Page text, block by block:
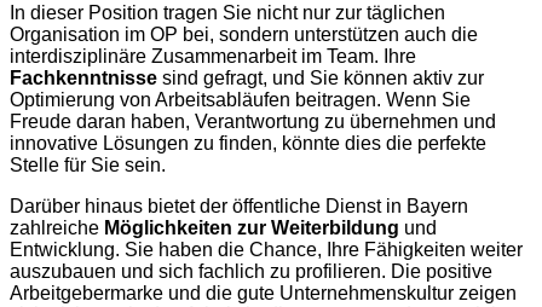
In dieser Position tragen Sie nicht nur zur täglichen
Organisation im OP bei, sondern unterstützen auch die
interdisziplinäre Zusammenarbeit im Team. Ihre
Fachkenntnisse sind gefragt, und Sie können aktiv zur
Optimierung von Arbeitsabläufen beitragen. Wenn Sie
Freude daran haben, Verantwortung zu übernehmen und
innovative Lösungen zu finden, könnte dies die perfekte
Stelle für Sie sein.
Darüber hinaus bietet der öffentliche Dienst in Bayern
zahlreiche Möglichkeiten zur Weiterbildung und
Entwicklung. Sie haben die Chance, Ihre Fähigkeiten weiter
auszubauen und sich fachlich zu profilieren. Die positive
Arbeitgebermarke und die gute Unternehmenskultur zeigen